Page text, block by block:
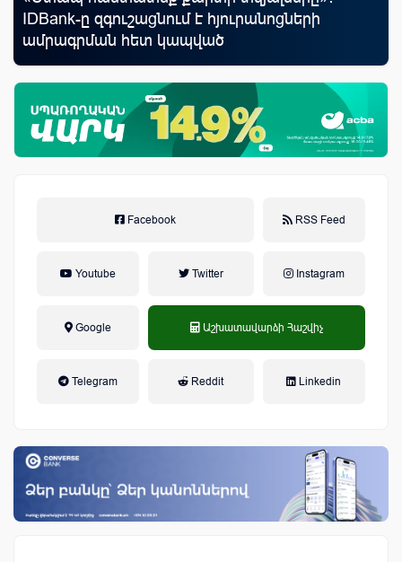
IDBank-ը զգուշացնում է հյուրանոցների
ամրագրման հետ կապված
զեղծարարությունների մասին
Facebook RSS Feed
Youtube Twitter Instagram
Google Աշխատավարձի Հաշվիչ
Telegram Reddit Linkedin